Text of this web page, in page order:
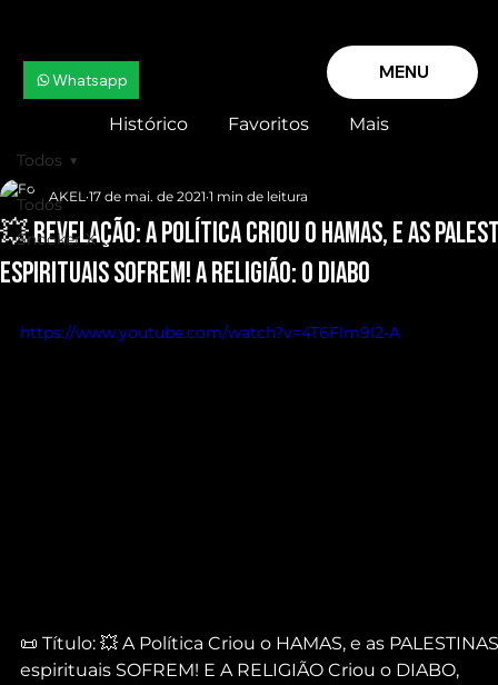
MENU
Whatsapp
Histórico Favoritos Mais
Todos
Snooker X
Todos
💥 REVELAÇÃO: A Política Criou o HAMAS, e as
espirituais SOFREM! A RELIGIÃO: o DIABO
AKEL 17 de mai. de 2021 1 min de leitura
https://www.youtube.com/watch?v=4T6Flm9I2-A
📜 Título: 💥 A Política Criou o HAMAS, e as
espirituais SOFREM! E A RELIGIÃO Criou o DIABO,